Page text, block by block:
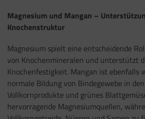
Magnesium und Mangan –
Knochenstruktur
Magnesium spielt eine entscheidende
von Knochenmineralen und unterstützt
Knochenfestigkeit. Mangan ist ebenfalls
normale Bildung von Bindegewebe in
Vollkornprodukte und grünes
hervorragende Magnesiumquellen,